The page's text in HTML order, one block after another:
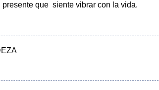
que siente vibrar con la vida.